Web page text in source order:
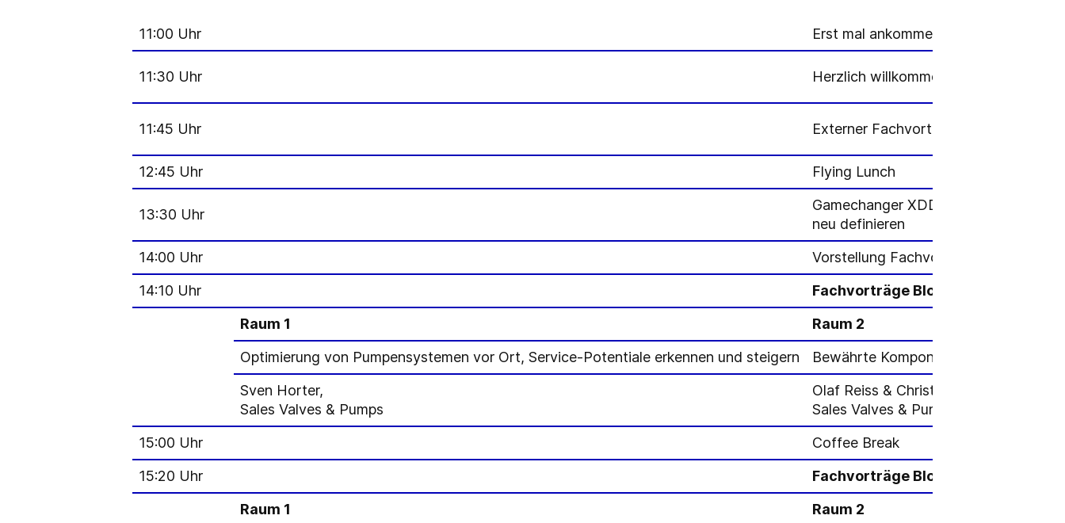
11:00 Uhr Erst mal ankommen!
11:30 Uhr Herzlich willkommen bei GEA in Oelde
11:45 Uhr Externer Fachvortrag: Transparenz
12:45 Uhr Flying Lunch
13:30 Uhr
Gamechanger XDD: Wie Uptime &
neu definieren
14:00 Uhr
Vorstellung Fachvortragskonzept
14:10 Uhr
Fachvorträge Block I
Raum 1
Raum 2
Optimierung von Pumpensystemen vor Ort, Service-Potentiale erkennen und steigern
Bewährte Komponenten durch
Sven Horter,
Sales Valves & Pumps
Olaf Reiss & Christian Paulas,
Sales Valves & Pumps
15:00 Uhr
Coffee Break
15:20 Uhr
Fachvorträge Block II
Raum 1
Raum 2